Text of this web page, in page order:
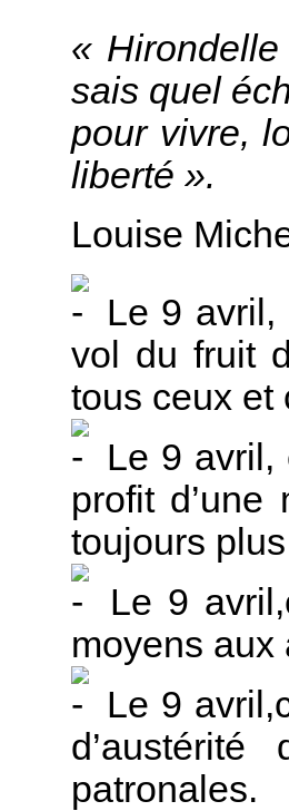
«
sais quel
pour vivre,
liberté ».
Louise
Le 9 avril,
vol du fruit
tous ceux et
Le 9 avril,
profit
toujours
Le 9
moyens aux
Le 9
patronales.